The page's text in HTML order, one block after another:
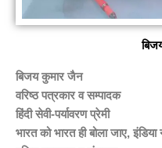
बिजय कुमार जैन
वरिष्ठ पत्रकार व सम्पादक
हिंदी सेवी-पर्यावरण प्रेमी
भारत को भारत ही बोला जाए,